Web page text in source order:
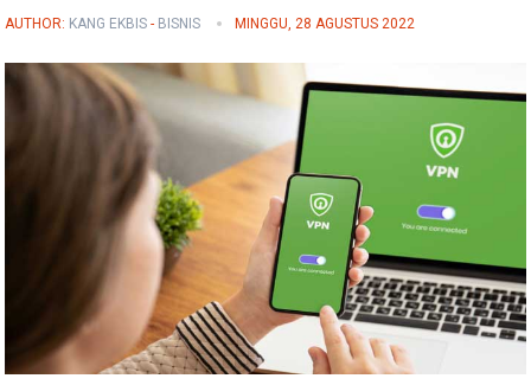
AUTHOR: KANG EKBIS - BISNIS MINGGU, 28 AGUSTUS 2022